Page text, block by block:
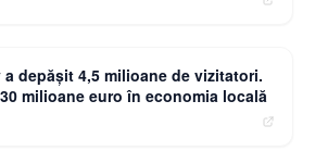
a depășit 4,5 milioane de vizitatori.
milioane euro în economia locală